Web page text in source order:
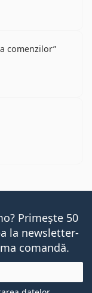
comenzilor
Primește 50
la newsletter-
comandă.